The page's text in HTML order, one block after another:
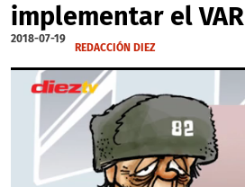
implementar el VAR
2018-07-19
REDACCIÓN DIEZ